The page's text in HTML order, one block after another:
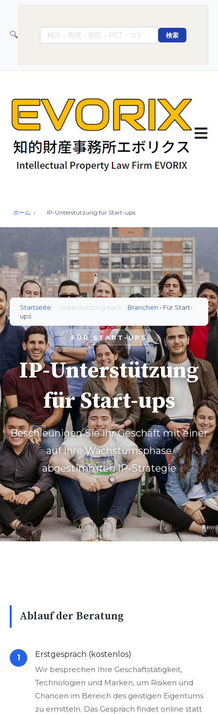
🔍 検索
ホーム IP-Unterstützung für Start-ups
Startseite › Unterstützung nach Branchen › Für Start-
ups
FÜR START-UPS
IP-Unterstützung
für Start-ups
Beschleunigen Sie Ihr Geschäft mit einer
auf Ihre Wachstumsphase
abgestimmten IP-Strategie
Ablauf der Beratung
1
Erstgespräch (kostenlos)
Wir besprechen Ihre Geschäftstätigkeit,
Technologien und Marken, um Risiken und
Chancen im Bereich des geistigen Eigentums
zu ermitteln. Das Gespräch findet online statt